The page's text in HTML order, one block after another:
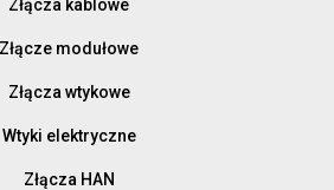
Złącza kablowe
Złącze modułowe
Złącza wtykowe
Wtyki elektryczne
Złącza HAN